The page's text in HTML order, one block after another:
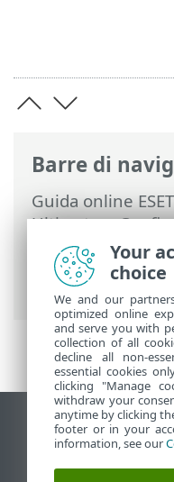
Barre di
Guida online ESET
Ultimate>
Controlli
>
rilevazione>
esclusione dal
Visualizza sito
End of Life
ESET Knowledge
Your
choice
We and our
optimized online
and serve you with
collection of all
decline all non-
essential cookies
clicking "Manage
withdraw your
anytime by clicking
footer or in your
information, see our